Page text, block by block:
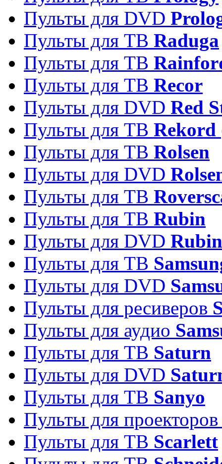
Пульты для DVD
Пульты для ТВ Raduga
Пульты для ТВ
Пульты для ТВ Recor
Пульты для DVD Red
Пульты для ТВ Rekord
Пульты для ТВ Rolsen
Пульты для DVD
Пульты для ТВ
Пульты для ТВ Rubin
Пульты для DVD Rubin
Пульты для ТВ
Пульты для DVD
Пульты для ресиверов
Пульты для аудио
Пульты для ТВ Saturn
Пульты для DVD
Пульты для ТВ Sanyo
Пульты для
Пульты для ТВ Scarlett